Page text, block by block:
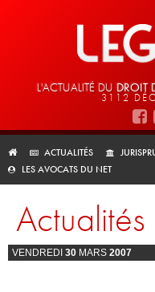
L'ACTUALITÉ DU DROIT
3112
ACTUALITÉS
LES AVOCATS DU NET
Actualités
VENDREDI 30 MARS 2007